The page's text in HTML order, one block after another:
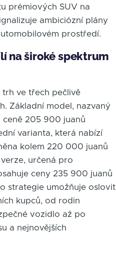
prémiových SUV na
ambiciózní plány
prostředí.
na široké spektrum
trh ve třech pečlivě
Základní model, nazvaný
ceně 205 900 juanů
varianta, která nabízí
kolem 220 000 juanů
určená pro
ceny 235 900 juanů
strategie umožňuje oslovit
kupců, od rodin
vozidlo až po
a nejnovějších